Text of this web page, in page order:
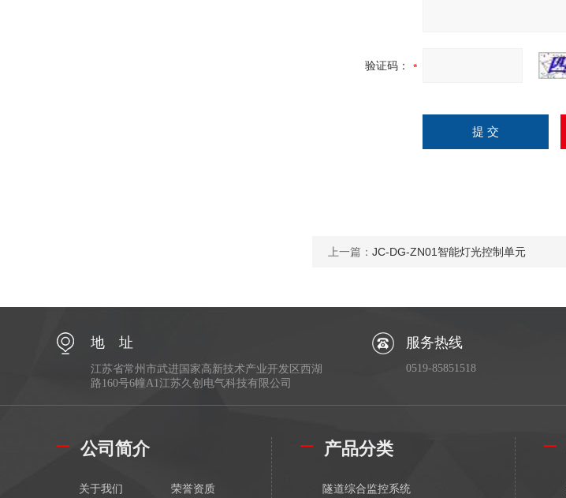
验证码：
上一篇： JC-DG-ZN01智能灯光控制单元
地 址
江苏省常州市武进国家高新技术产业开发区西湖
路160号6幢A1江苏久创电气科技有限公司
服务热线
0519-85851518
公司简介
关于我们 荣誉资质
产品分类
隧道综合监控系统